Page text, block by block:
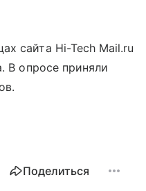
сайта Hi-Tech Mail.ru
В опросе приняли
Поделиться